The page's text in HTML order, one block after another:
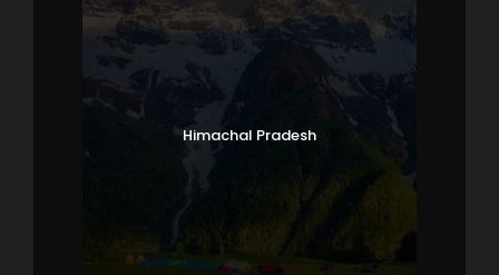
Himachal Pradesh